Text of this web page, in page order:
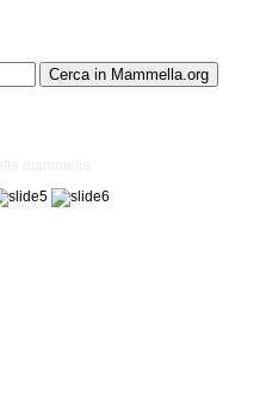
Cerca in Mammella.org